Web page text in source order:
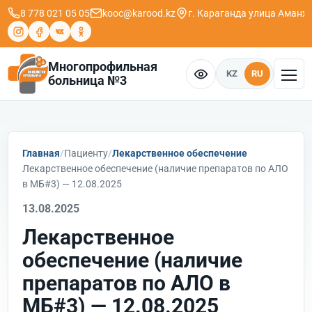
8 778 021 05 05 kooc@karood.kz г. Караганда ​улица
Многопрофильная
больница №3
KZ RU
Главная Пациенту Лекарственное обеспечение
Лекарственное обеспечение (наличие препаратов по АЛО
в МБ#3) — 12.08.2025
13.08.2025
Лекарственное
обеспечение (наличие
препаратов по АЛО в
МБ#3) — 12.08.2025